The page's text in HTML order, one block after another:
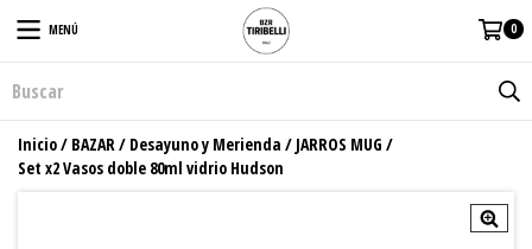
MENÚ 0
Inicio/ BAZAR/ Desayuno y Merienda / JARROS MUG /
Set x2 Vasos doble 80ml vidrio Hudson